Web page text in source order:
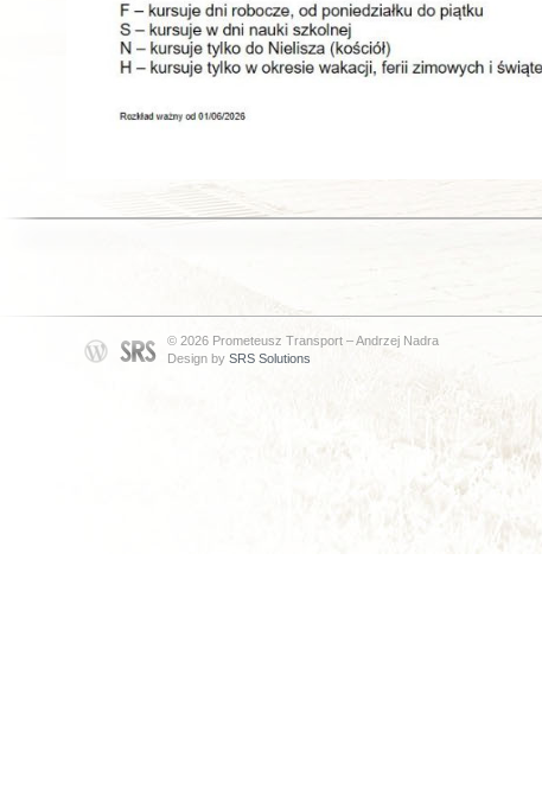
© 2026 Prometeusz Transport – Andrzej Nadra
Design by SRS Solutions